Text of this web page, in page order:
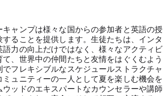
ャンプは様々な国からの参加者と英語の授
ることを提供します。生徒たちは、インタ
力の向上だけではなく、様々なアクティビ
、世界中の仲間たちと友情をはぐくむよう
フレキシブルなスケジュールストラクチャ
ュニティーの一人として夏を楽しむ機会を
ッドのエキスパートなカウンセラーや講師